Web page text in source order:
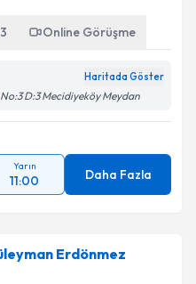
verilerimin belirtilen
3 Online Görüşme
Haritada Göster
D:3 Mecidiyeköy Meydan
Yarın
11:00 Daha Fazla
Erdönmez